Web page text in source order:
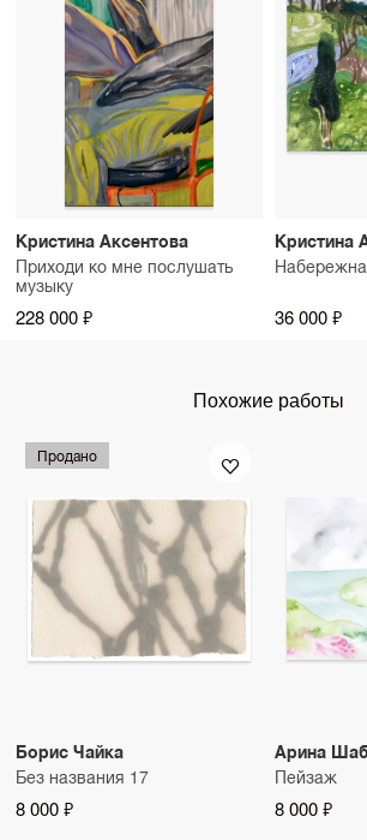
Кристина Аксентова
Приходи ко мне послушать
музыку
228 000 ₽
Кристина
36 000 ₽
Похожие работы
Продано
Борис Чайка
Без названия 17
8 000 ₽
Арина
Пейзаж
8 000 ₽